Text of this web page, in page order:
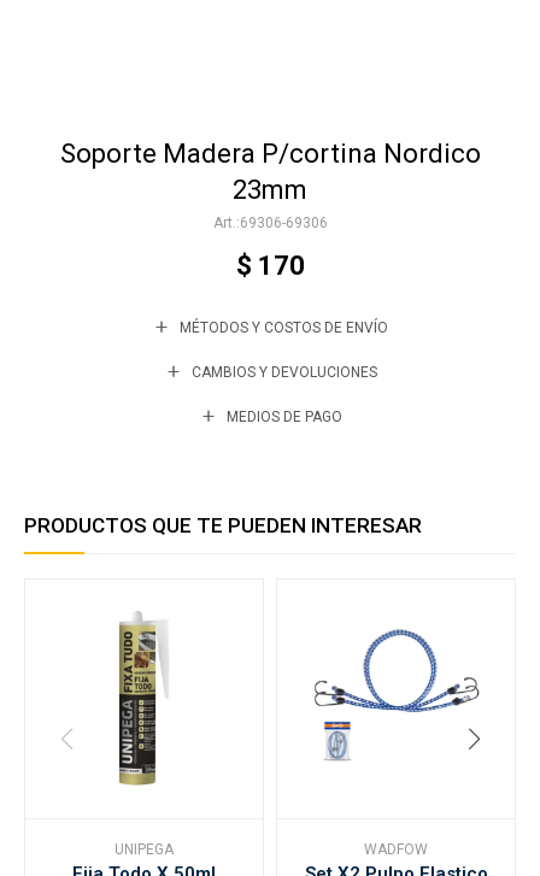
Soporte Madera P/cortina Nordico
23mm
69306-69306
$ 170
MÉTODOS Y COSTOS DE ENVÍO
CAMBIOS Y DEVOLUCIONES
MEDIOS DE PAGO
PRODUCTOS QUE TE PUEDEN INTERESAR
UNIPEGA WADFOW
Varios